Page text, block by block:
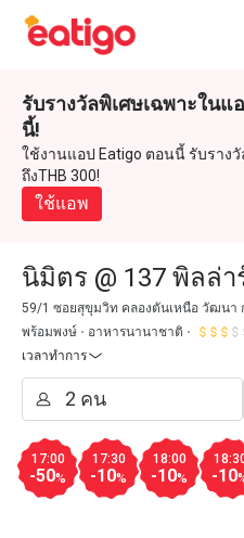
รับรางวัลพิเศษเฉพาะในแ
นี้!
ใช้งานแอป Eatigo ตอนนี้ รับราง
ถึงTHB 300!
ใช้แอพ
นิมิตร @ 137 พิลล่า
59/1 ซอยสุขุมวิท คลองตันเหนือ วัฒนา
พร้อมพงษ์
อาหารนานาชาติ
เวลาทำการ
17:00
-50%
17:30
-10%
18:00
-10% -10